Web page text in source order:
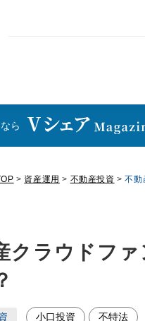
ら
> 資産運用 > 不動産投資 >不動
クラウドフ
小口投資 不特法